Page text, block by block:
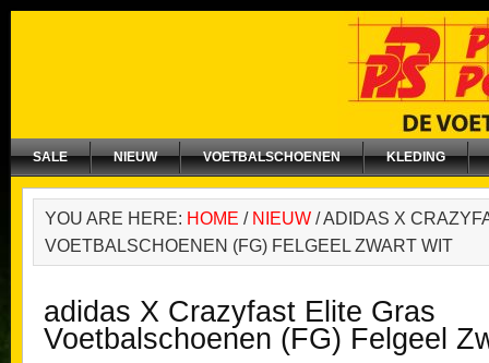
SALE NIEUW VOETBALSCHOENEN KLEDING
YOU ARE HERE: HOME / NIEUW /ADIDAS X
VOETBALSCHOENEN (FG) FELGEEL ZWART WIT
adidas X Crazyfast Elite Gras
Voetbalschoenen (FG) Felgeel